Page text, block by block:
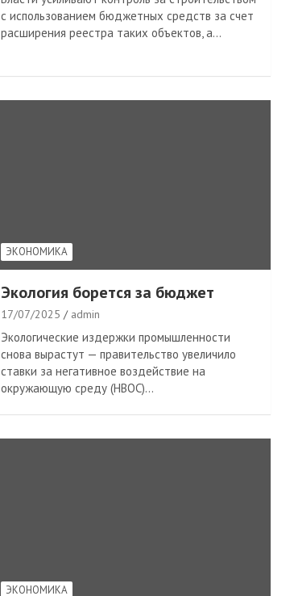
с использованием бюджетных средств за счет
расширения реестра таких объектов, а…
ЭКОНОМИКА
Экология борется за бюджет
17/07/2025 admin
Экологические издержки промышленности
снова вырастут — правительство увеличило
ставки за негативное воздействие на
окружающую среду (НВОС)…
ЭКОНОМИКА